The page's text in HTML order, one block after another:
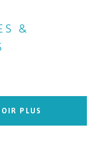
&
PLUS